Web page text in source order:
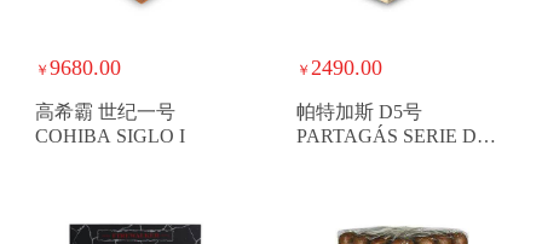
￥ 9680.00
高希霸 世纪一号
COHIBA SIGLO I
￥ 2490.00
帕特加斯 D5号
PARTAGÁS SERIE D